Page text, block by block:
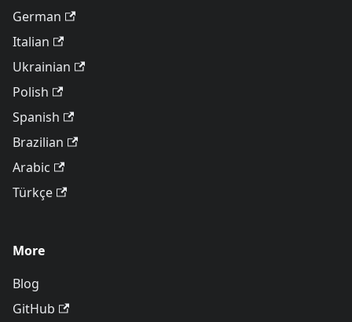
German
Italian
Ukrainian
Polish
Spanish
Brazilian
Arabic
Türkçe
More
Blog
GitHub